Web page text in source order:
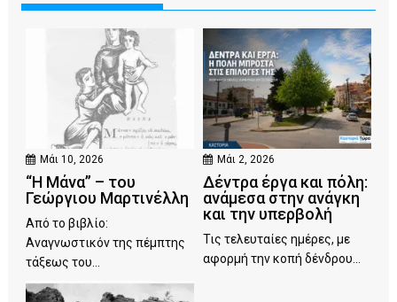
Μάι 10, 2026
“Η Μάνα” – του
Γεώργιου Μαρτινέλλη
Από το βιβλίο:
Αναγνωστικόν της πέμπτης
τάξεως του...
Μάι 2, 2026
Δέντρα έργα και πόλη:
ανάμεσα στην ανάγκη
και την υπερβολή
Τις τελευταίες ημέρες, με
αφορμή την κοπή δένδρου...